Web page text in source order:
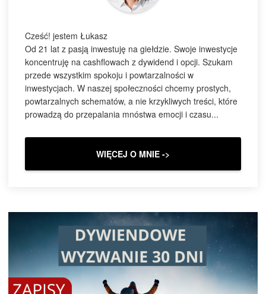
Cześć! jestem Łukasz
Od 21 lat z pasją inwestuję na giełdzie. Swoje inwestycje
koncentruję na cashflowach z dywidend i opcji. Szukam
przede wszystkim spokoju i powtarzalności w
inwestycjach. W naszej społeczności chcemy prostych,
powtarzalnych schematów, a nie krzykliwych treści, które
prowadzą do przepalania mnóstwa emocji i czasu...
WIĘCEJ O MNIE ->